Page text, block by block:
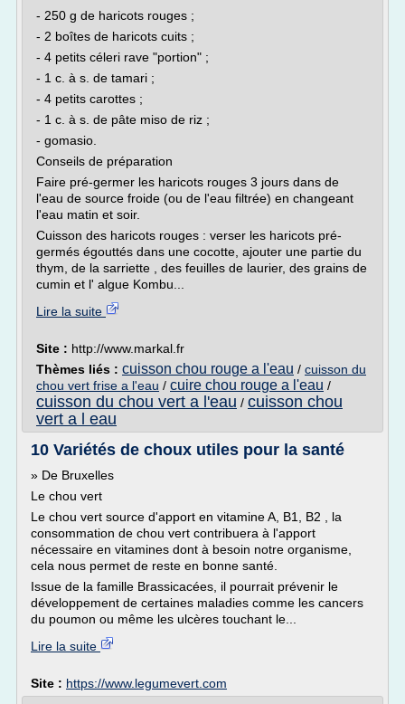
- 250 g de haricots rouges ;
- 2 boîtes de haricots cuits ;
- 4 petits céleri rave "portion" ;
- 1 c. à s. de tamari ;
- 4 petits carottes ;
- 1 c. à s. de pâte miso de riz ;
- gomasio.
Conseils de préparation
Faire pré-germer les haricots rouges 3 jours dans de
l'eau de source froide (ou de l'eau filtrée) en changeant
l'eau matin et soir.
Cuisson des haricots rouges : verser les haricots pré-
germés égouttés dans une cocotte, ajouter une partie du
thym, de la sarriette , des feuilles de laurier, des grains de
cumin et l' algue Kombu...
Lire la suite
Site : http://www.markal.fr
Thèmes liés : cuisson chou rouge a l'eau / cuisson du
chou vert frise a l'eau / cuire chou rouge a l'eau /
cuisson du chou vert a l'eau / cuisson chou
vert a l eau
10 Variétés de choux utiles pour la santé
» De Bruxelles
Le chou vert
Le chou vert source d'apport en vitamine A, B1, B2 , la
consommation de chou vert contribuera à l'apport
nécessaire en vitamines dont à besoin notre organisme,
cela nous permet de reste en bonne santé.
Issue de la famille Brassicacées, il pourrait prévenir le
développement de certaines maladies comme les cancers
du poumon ou même les ulcères touchant le...
Lire la suite
Site : https://www.legumevert.com